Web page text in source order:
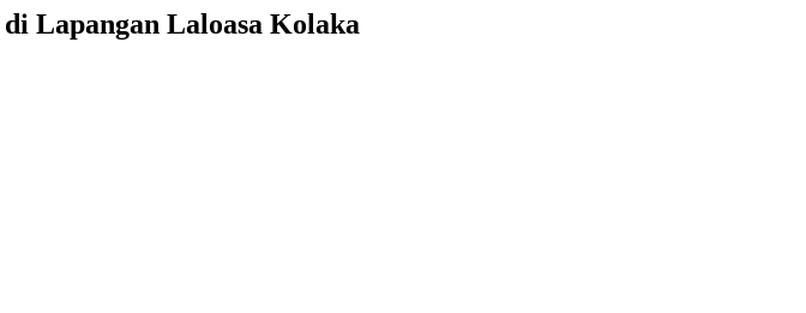
Lapangan Laloasa Kolaka